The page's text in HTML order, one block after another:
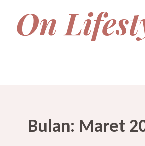
On
Bulan: Maret